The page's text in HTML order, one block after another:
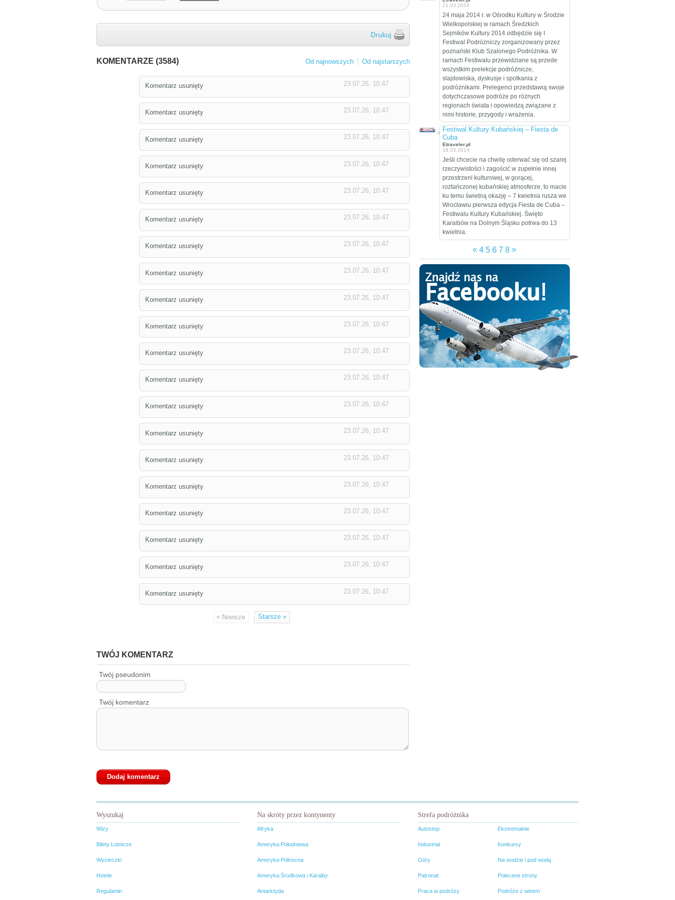
Drukuj
KOMENTARZE (3584) Od najnowszych Od najstarszych
23.07.26, 10:47
Komentarz usunięty
23.07.26, 10:47
Komentarz usunięty
23.07.26, 10:47
Komentarz usunięty
23.07.26, 10:47
Komentarz usunięty
23.07.26, 10:47
Komentarz usunięty
23.07.26, 10:47
Komentarz usunięty
23.07.26, 10:47
Komentarz usunięty
23.07.26, 10:47
Komentarz usunięty
23.07.26, 10:47
Komentarz usunięty
23.07.26, 10:47
Komentarz usunięty
23.07.26, 10:47
Komentarz usunięty
23.07.26, 10:47
Komentarz usunięty
23.07.26, 10:47
Komentarz usunięty
23.07.26, 10:47
Komentarz usunięty
23.07.26, 10:47
Komentarz usunięty
23.07.26, 10:47
Komentarz usunięty
23.07.26, 10:47
Komentarz usunięty
23.07.26, 10:47
Komentarz usunięty
23.07.26, 10:47
Komentarz usunięty
23.07.26, 10:47
Komentarz usunięty
« Nowsze Starsze»
TWÓJ KOMENTARZ
Twój pseudonim
Twój komentarz
Zjednoczone, które
zamierzają przejechać
wzdłuż i wszerz w
trakcie dwumiesięcznej
eskapady.
21.03.2014
24 maja 2014 r. w Ośrodku Kultury w Środzie
Wielkopolskiej w ramach Średzkich
Sejmików Kultury 2014 odbędzie się I
Festiwal Podróżniczy zorganizowany przez
poznański Klub Szalonego Podróżnika. W
ramach Festiwalu przewidziane są przede
wszystkim prelekcje podróżnicze,
slajdowiska, dyskusje i spotkania z
podróżnikami. Prelegenci przedstawią swoje
dotychczasowe podróże po różnych
regionach świata i opowiedzą związane z
nimi historie, przygody i wrażenia.
Festiwal Kultury Kubańskiej – Fiesta de
Cuba
Etraveler.pl
18.03.2014
Jeśli chcecie na chwilę oderwać się od szarej
rzeczywistości i zagościć w zupełnie innej
przestrzeni kulturowej, w gorącej,
roztańczonej kubańskiej atmosferze, to macie
ku temu świetną okazję – 7 kwietnia rusza we
Wrocławiu pierwsza edycja Fiesta de Cuba –
Festiwalu Kultury Kubańskiej. Święto
Karaibów na Dolnym Śląsku potrwa do 13
kwietnia.
« 4 5 6 7 8 »
Wyszukaj
Wizy
Bilety Lotnicze
Wycieczki
Hotele
Regulamin
Na skróty przez kontynenty
Afryka
Ameryka Południowa
Ameryka Północna
Ameryka Środkowa i Karaiby
Antarktyda
Strefa podróżnika
Autostop Ekstremalnie
Industrial Konkursy
Góry Na wodzie i pod wodą
Patronat Polecane strony
Praca w podróży Podróże z winem